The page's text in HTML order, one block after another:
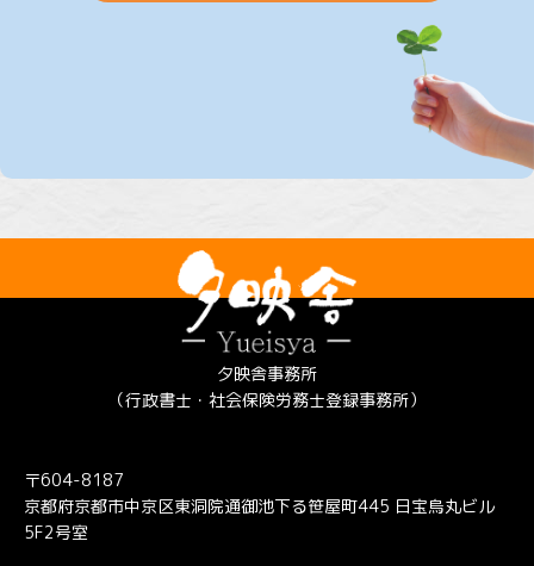
夕映舎事務所
（行政書士・社会保険労務士登録事務所）
〒604-8187
京都府京都市中京区東洞院通御池下る笹屋町445 日宝烏丸ビル
5F2号室